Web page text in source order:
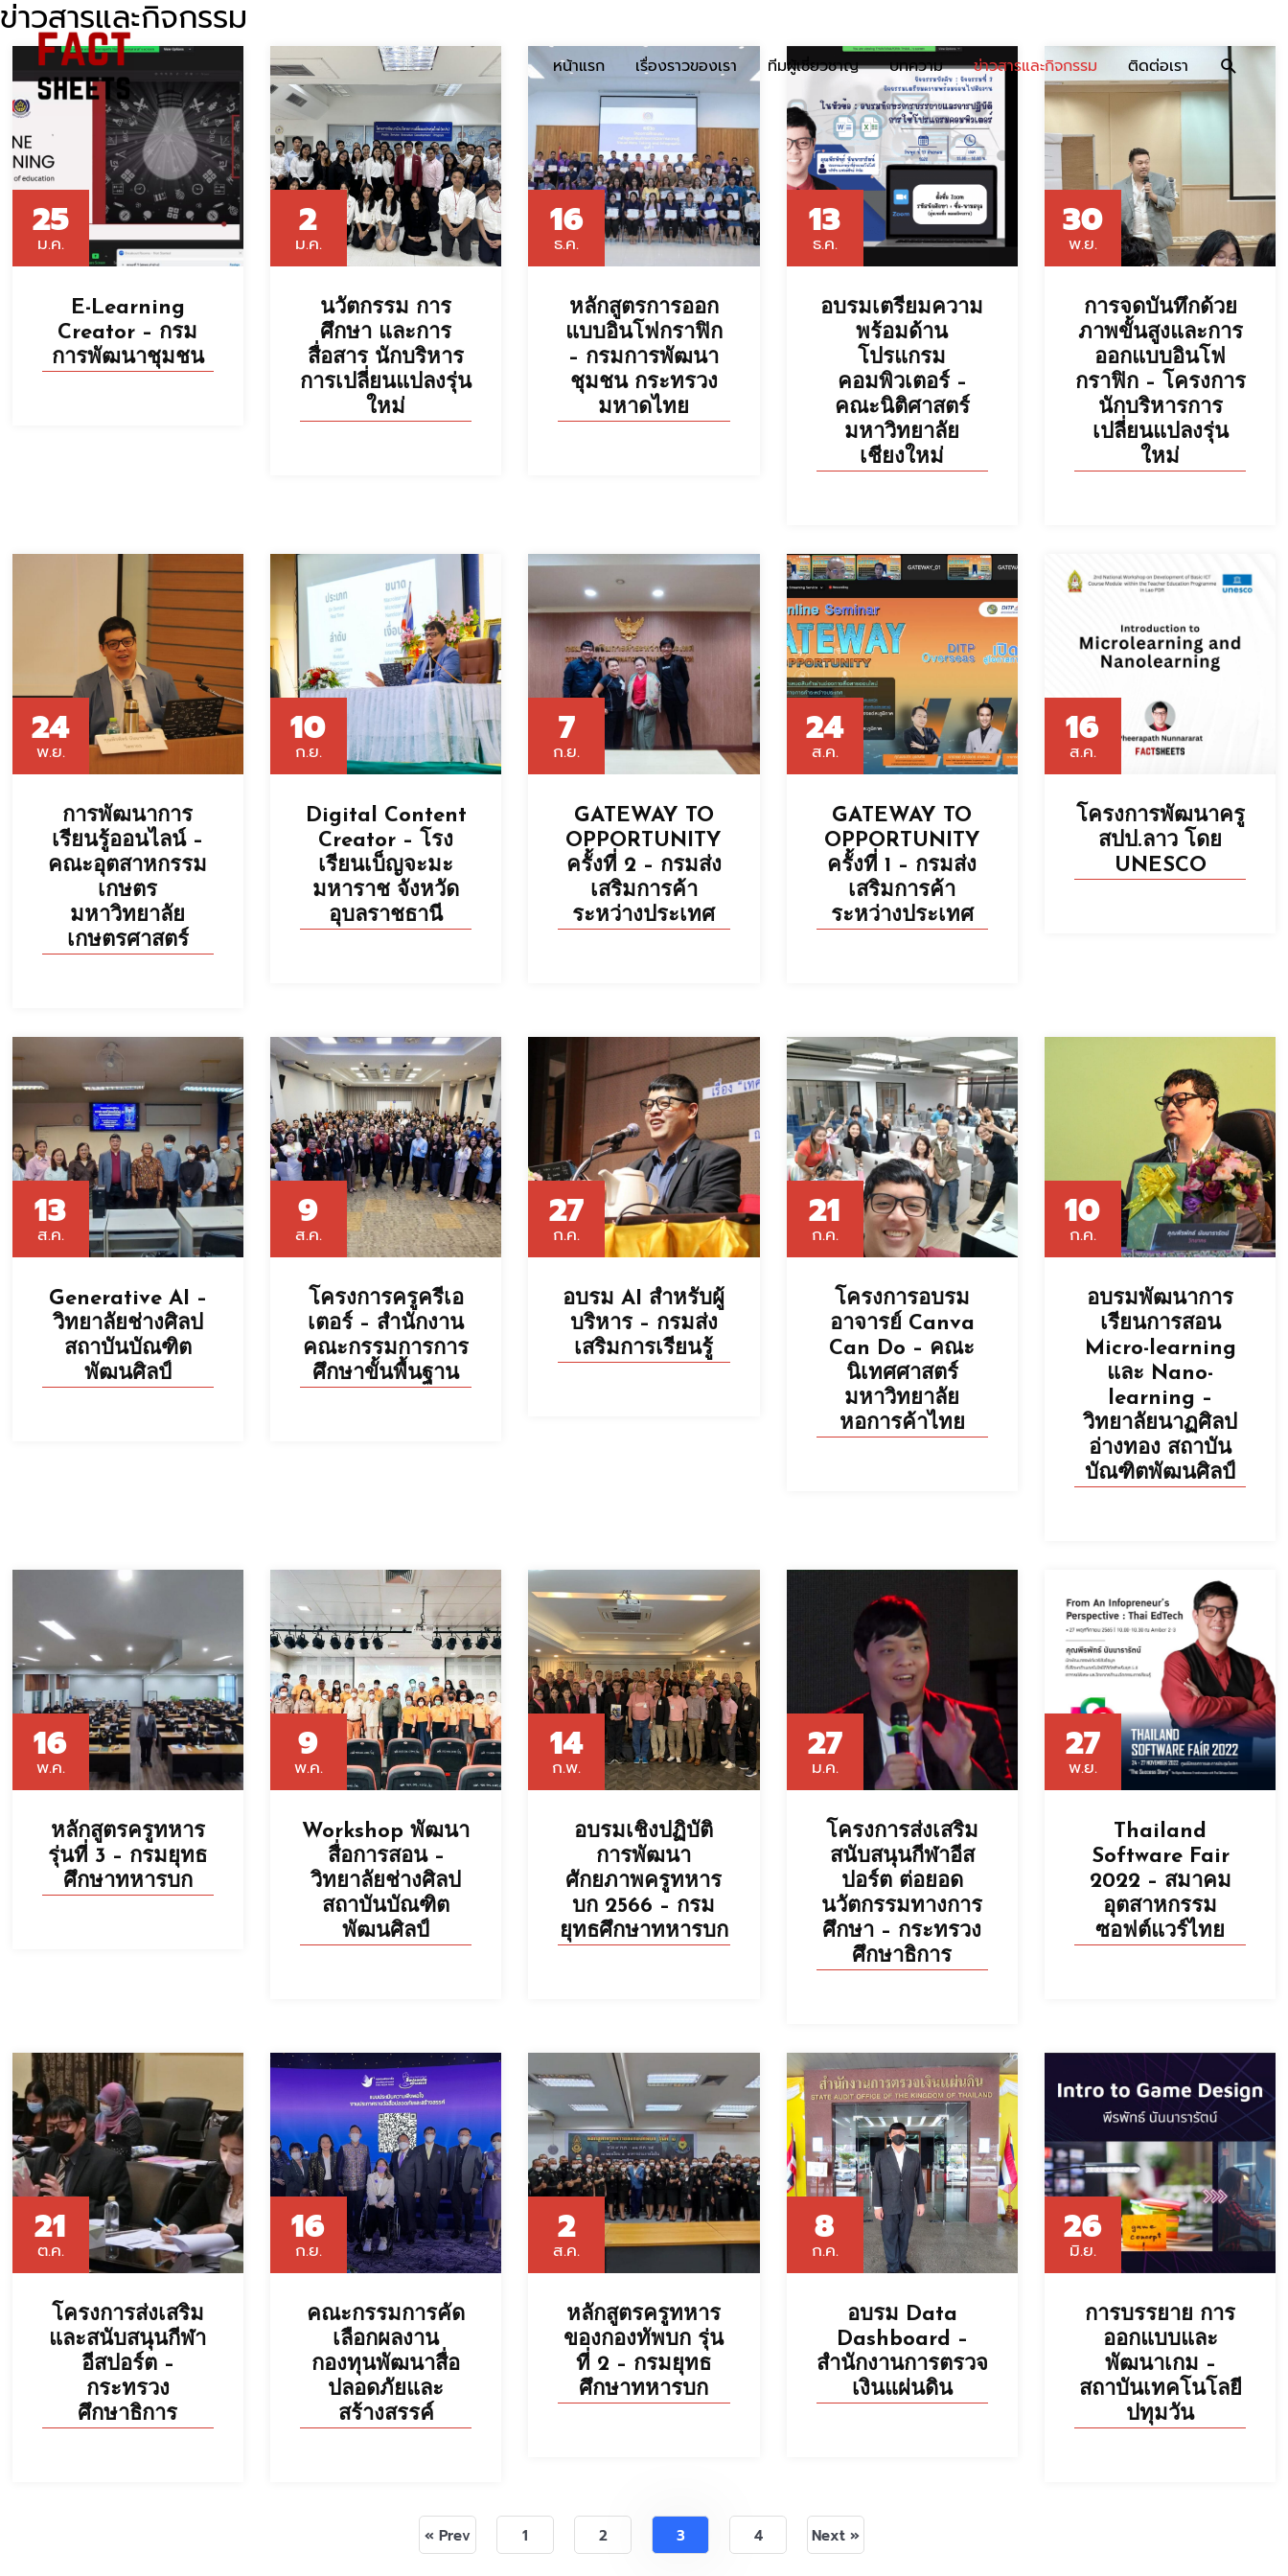
หน้าแรก เรื่องราวของเรา ทีมผู้เชี่ยวชาญ บทความ ข่าวสารและกิจกรรม ติดต่อเรา
ข่าวสารและกิจกรรม
25
ม.ค.
E-Learning
Creator – กรม
การพัฒนาชุมชน
2
ม.ค.
นวัตกรรม การ
ศึกษา และการ
สื่อสาร นักบริหาร
การเปลี่ยนแปลงรุ่น
ใหม่
16
ธ.ค.
หลักสูตรการออก
แบบอินโฟกราฟิก
– กรมการพัฒนา
ชุมชน กระทรวง
มหาดไทย
13
ธ.ค.
อบรมเตรียมความ
พร้อมด้าน
โปรแกรม
คอมพิวเตอร์ –
คณะนิติศาสตร์
มหาวิทยาลัย
เชียงใหม่
30
พ.ย.
การจดบันทึกด้วย
ภาพขั้นสูงและการ
ออกแบบอินโฟ
กราฟิก – โครงการ
นักบริหารการ
เปลี่ยนแปลงรุ่น
ใหม่
24
พ.ย.
การพัฒนาการ
เรียนรู้ออนไลน์ –
คณะอุตสาหกรรม
เกษตร
มหาวิทยาลัย
เกษตรศาสตร์
10
ก.ย.
Digital Content
Creator – โรง
เรียนเบ็ญจะมะ
มหาราช จังหวัด
อุบลราชธานี
7
ก.ย.
GATEWAY TO
OPPORTUNITY
ครั้งที่ 2 – กรมส่ง
เสริมการค้า
ระหว่างประเทศ
24
ส.ค.
GATEWAY TO
OPPORTUNITY
ครั้งที่ 1 – กรมส่ง
เสริมการค้า
ระหว่างประเทศ
16
ส.ค.
โครงการพัฒนาครู
สปป.ลาว โดย
UNESCO
13
ส.ค.
Generative AI –
วิทยาลัยช่างศิลป
สถาบันบัณฑิต
พัฒนศิลป์
9
ส.ค.
โครงการครูครีเอ
เตอร์ – สำนักงาน
คณะกรรมการการ
ศึกษาขั้นพื้นฐาน
27
ก.ค.
อบรม AI สําหรับผู้
บริหาร – กรมส่ง
เสริมการเรียนรู้
21
ก.ค.
โครงการอบรม
อาจารย์ Canva
Can Do – คณะ
นิเทศศาสตร์
มหาวิทยาลัย
หอการค้าไทย
10
ก.ค.
อบรมพัฒนาการ
เรียนการสอน
Micro-learning
และ Nano-
learning –
วิทยาลัยนาฏศิลป
อ่างทอง สถาบัน
บัณฑิตพัฒนศิลป์
16
พ.ค.
หลักสูตรครูทหาร
รุ่นที่ 3 – กรมยุทธ
ศึกษาทหารบก
9
พ.ค.
Workshop พัฒนา
สื่อการสอน –
วิทยาลัยช่างศิลป
สถาบันบัณฑิต
พัฒนศิลป์
14
ก.พ.
อบรมเชิงปฏิบัติ
การพัฒนา
ศักยภาพครูทหาร
บก 2566 – กรม
ยุทธศึกษาทหารบก
27
ม.ค.
โครงการส่งเสริม
สนับสนุนกีฬาอีส
ปอร์ต ต่อยอด
นวัตกรรมทางการ
ศึกษา – กระทรวง
ศึกษาธิการ
27
พ.ย.
Thailand
Software Fair
2022 – สมาคม
อุตสาหกรรม
ซอฟต์แวร์ไทย
21
ต.ค.
โครงการส่งเสริม
และสนับสนุนกีฬา
อีสปอร์ต –
กระทรวง
ศึกษาธิการ
16
ก.ย.
คณะกรรมการคัด
เลือกผลงาน
กองทุนพัฒนาสื่อ
ปลอดภัยและ
สร้างสรรค์
2
ส.ค.
หลักสูตรครูทหาร
ของกองทัพบก รุ่น
ที่ 2 – กรมยุทธ
ศึกษาทหารบก
8
ก.ค.
อบรม Data
Dashboard –
สำนักงานการตรวจ
เงินแผ่นดิน
26
มิ.ย.
การบรรยาย การ
ออกแบบและ
พัฒนาเกม –
สถาบันเทคโนโลยี
ปทุมวัน
« Prev 1 2 3 4 Next »